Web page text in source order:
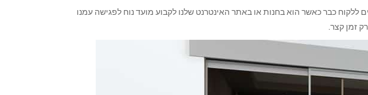
כבר כאשר הוא בחנות או באתר האינטרנט שלנו לקבוע מועד נוח לפגישה עמנו
זמן קצר.